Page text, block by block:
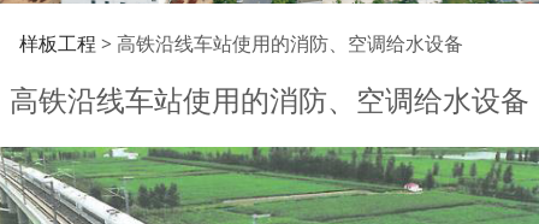
高铁沿线车站使用的消
防、空调给水设备
样板工程> 高铁沿线车站使用的消防、空调给水设备
高铁沿线车站使用的消防、空调给水设备